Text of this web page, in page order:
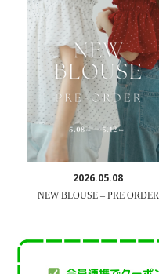
2026.05.08
NEW BLOUSE – PRE ORDER